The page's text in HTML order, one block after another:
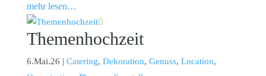
mehr lesen…
Themenhochzeit
6.Mai.26 | Catering, Dekoration, Genuss, Location,